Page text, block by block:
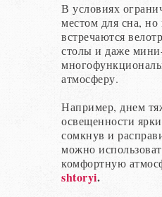
В условиях
местом для сна,
встречаются
столы и даже
атмосферу.
Например, днем
освещенности
сомкнув и
можно
комфортную
shtoryi.